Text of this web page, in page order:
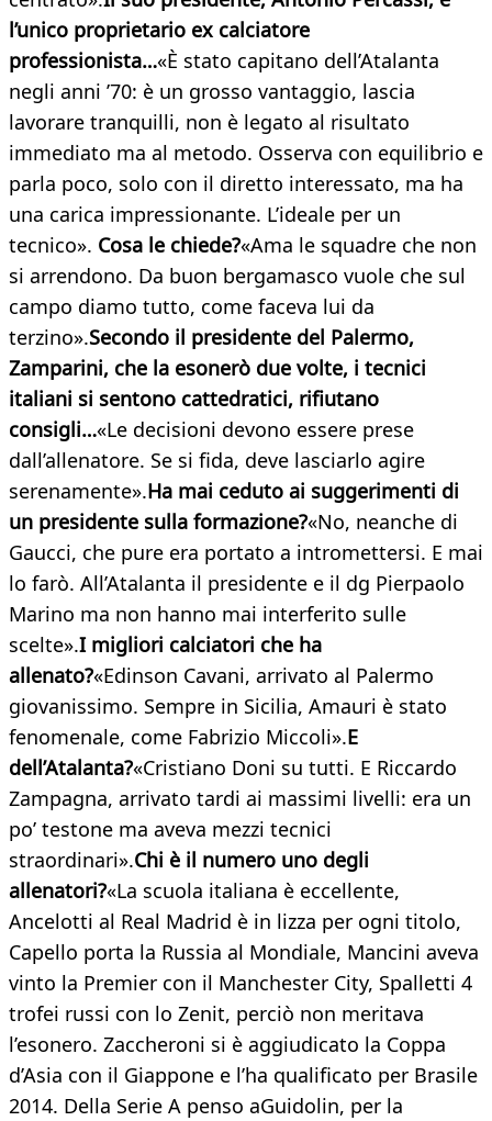
l’unico proprietario ex calciatore
professionista…«È stato capitano dell’Atalanta
negli anni ’70: è un grosso vantaggio, lascia
lavorare tranquilli, non è legato al risultato
immediato ma al metodo. Osserva con equilibrio e
parla poco, solo con il diretto interessato, ma ha
una carica impressionante. L’ideale per un
tecnico». Cosa le chiede?«Ama le squadre che non
si arrendono. Da buon bergamasco vuole che sul
campo diamo tutto, come faceva lui da
terzino».Secondo il presidente del Palermo,
Zamparini, che la esonerò due volte, i tecnici
italiani si sentono cattedratici, rifiutano
consigli…«Le decisioni devono essere prese
dall’allenatore. Se si fida, deve lasciarlo agire
serenamente».Ha mai ceduto ai suggerimenti di
un presidente sulla formazione?«No, neanche di
Gaucci, che pure era portato a intromettersi. E mai
lo farò. All’Atalanta il presidente e il dg Pierpaolo
Marino ma non hanno mai interferito sulle
scelte».I migliori calciatori che ha
allenato?«Edinson Cavani, arrivato al Palermo
giovanissimo. Sempre in Sicilia, Amauri è stato
fenomenale, come Fabrizio Miccoli».E
dell’Atalanta?«Cristiano Doni su tutti. E Riccardo
Zampagna, arrivato tardi ai massimi livelli: era un
po’ testone ma aveva mezzi tecnici
straordinari».Chi è il numero uno degli
allenatori?«La scuola italiana è eccellente,
Ancelotti al Real Madrid è in lizza per ogni titolo,
Capello porta la Russia al Mondiale, Mancini aveva
vinto la Premier con il Manchester City, Spalletti 4
trofei russi con lo Zenit, perciò non meritava
l’esonero. Zaccheroni si è aggiudicato la Coppa
d’Asia con il Giappone e l’ha qualificato per Brasile
2014. Della Serie A penso aGuidolin, per la